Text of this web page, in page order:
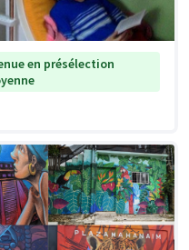
en présélection